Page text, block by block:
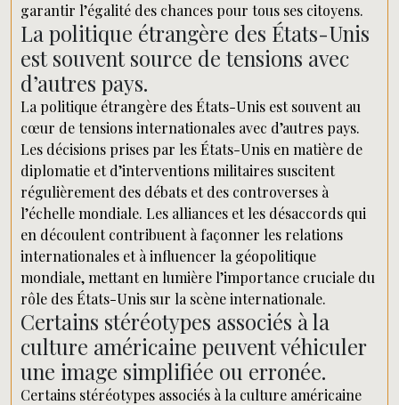
garantir l’égalité des chances pour tous ses citoyens.
La politique étrangère des États-Unis
est souvent source de tensions avec
d’autres pays.
La politique étrangère des États-Unis est souvent au
cœur de tensions internationales avec d’autres pays.
Les décisions prises par les États-Unis en matière de
diplomatie et d’interventions militaires suscitent
régulièrement des débats et des controverses à
l’échelle mondiale. Les alliances et les désaccords qui
en découlent contribuent à façonner les relations
internationales et à influencer la géopolitique
mondiale, mettant en lumière l’importance cruciale du
rôle des États-Unis sur la scène internationale.
Certains stéréotypes associés à la
culture américaine peuvent véhiculer
une image simplifiée ou erronée.
Certains stéréotypes associés à la culture américaine